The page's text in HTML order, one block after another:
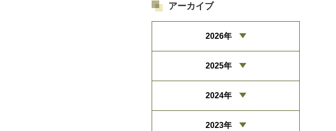
アーカイブ
2026年
2025年
2024年
2023年